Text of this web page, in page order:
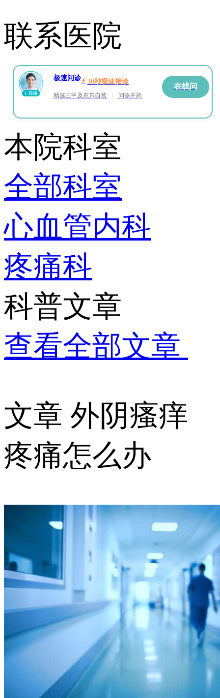
联系医院
极速问诊⚡ 30秒极速接诊
精选三甲及京东自营 问诊开药
在线问
本院科室
全部科室
心血管内科
疼痛科
科普文章
查看全部文章
文章 外阴瘙痒
疼痛怎么办